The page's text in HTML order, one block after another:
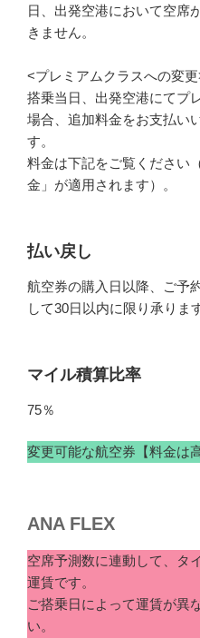
日、出発空港において空席
きません。
<プレミアムクラスへの変更
搭乗当日、出発空港にてプ
場合、追加料金をお支払い
す。
料金は下記をご覧ください
金」が適用されます）。
払い戻し
航空券の購入日以降、ご予
して30日以内に限り承りま
マイル積算比率
75％
変更可能な航空券【料金は
ANA FLEX
空席予測数に連動して、タ
運賃です。
ご搭乗日によって運賃が異
い。